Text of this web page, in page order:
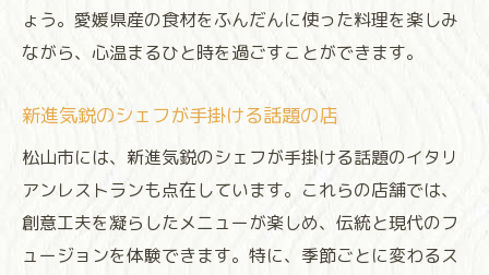
ょう。愛媛県産の食材をふんだんに使った料理を楽しみ
ながら、心温まるひと時を過ごすことができます。
新進気鋭のシェフが手掛ける話題の店
松山市には、新進気鋭のシェフが手掛ける話題のイタリ
アンレストランも点在しています。これらの店舗では、
創意工夫を凝らしたメニューが楽しめ、伝統と現代のフ
ュージョンを体験できます。特に、季節ごとに変わるス